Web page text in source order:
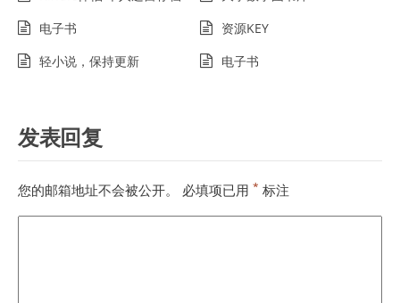
电子书
资源KEY
轻小说，保持更新
电子书
发表回复
您的邮箱地址不会被公开。 必填项已用 * 标注